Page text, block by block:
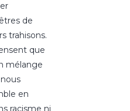
de
trahisons.
que
mélange
en
racisme ni